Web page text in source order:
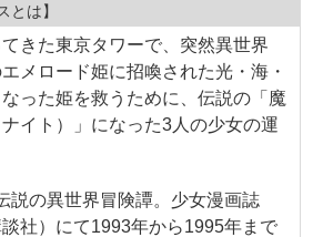
とは】
きた東京タワーで、突然異世界
エメロード姫に招喚された光・海・
った姫を救うために、伝説の「魔
イト）」になった3人の少女の運
の異世界冒険譚。少女漫画誌
談社）にて1993年から1995年まで